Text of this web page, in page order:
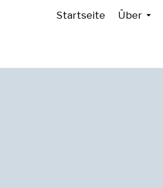
Startseite Über